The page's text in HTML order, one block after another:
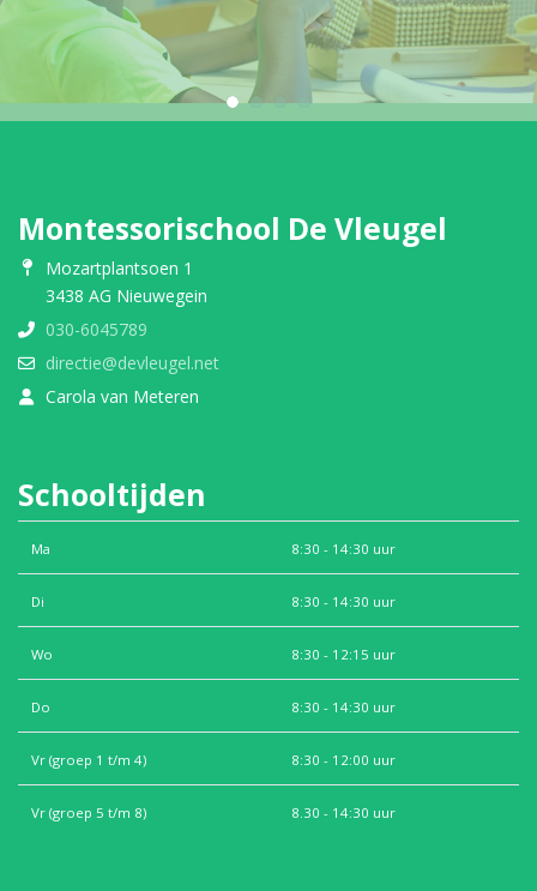
Montessorischool De Vleugel
Mozartplantsoen 1
3438 AG Nieuwegein
030-6045789
directie@devleugel.net
Carola van Meteren
Schooltijden
Ma 8:30 - 14:30 uur
Di 8:30 - 14:30 uur
Wo 8:30 - 12:15 uur
Do 8:30 - 14:30 uur
Vr (groep 1 t/m 4) 8:30 - 12:00 uur
Vr (groep 5 t/m 8) 8.30 - 14:30 uur